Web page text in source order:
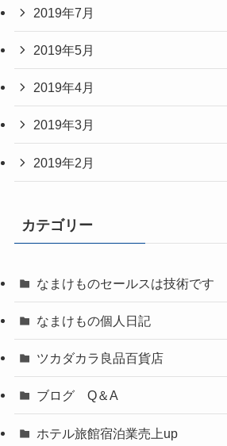
2019年7月
2019年5月
2019年4月
2019年3月
2019年2月
カテゴリー
なまけものセールスは技術です
なまけもの個人日記
ツカダカラ良品百貨店
ブログ Q＆A
ホテル旅館宿泊業売上up